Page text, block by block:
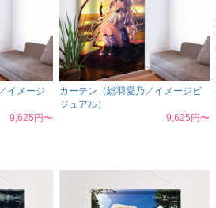
イメージ
9,625円〜
カーテン（総羽愛乃／イメージビ
ジュアル）
9,625円〜